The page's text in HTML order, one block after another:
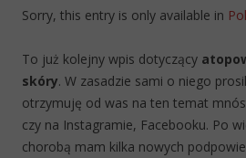
Sorry, this entry is only available in
To już kolejny wpis dotyczący
skóry. W zasadzie sami o niego
otrzymuję od was na ten temat
czy na Instagramie, Facebooku. Po
chorobą mam kilka nowych